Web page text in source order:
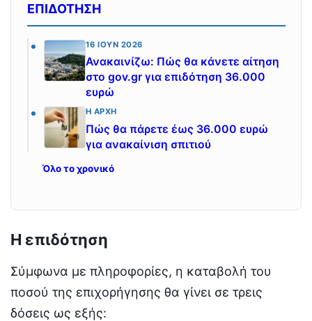
ΕΠΙΔΟΤΗΣΗ
16 ΙΟΎΝ 2026
Ανακαινίζω: Πώς θα κάνετε αίτηση
στο gov.gr για επιδότηση 36.000
ευρώ
Η ΑΡΧΉ
Πώς θα πάρετε έως 36.000 ευρώ
για ανακαίνιση σπιτιού
Όλο το χρονικό
Η επιδότηση
Σύμφωνα με πληροφορίες, η καταβολή του
ποσού της επιχορήγησης θα γίνει σε τρεις
δόσεις ως εξής: